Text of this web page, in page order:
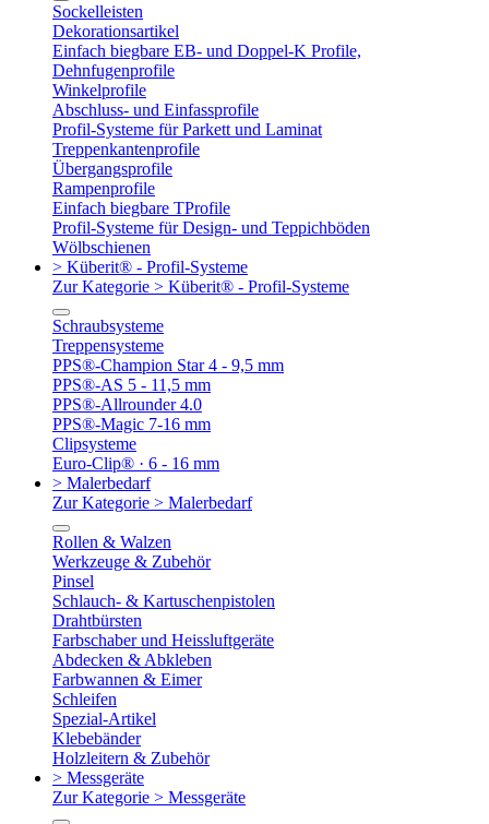
Sockelleisten
Dekorationsartikel
Einfach biegbare EB- und Doppel-K Profile,
Dehnfugenprofile
Winkelprofile
Abschluss- und Einfassprofile
Profil-Systeme für Parkett und Laminat
Treppenkantenprofile
Übergangsprofile
Rampenprofile
Einfach biegbare TProfile
Profil-Systeme für Design- und Teppichböden
Wölbschienen
> Küberit® - Profil-Systeme
Zur Kategorie > Küberit® - Profil-Systeme
Schraubsysteme
Treppensysteme
PPS®-Champion Star 4 - 9,5 mm
PPS®-AS 5 - 11,5 mm
PPS®-Allrounder 4.0
PPS®-Magic 7-16 mm
Clipsysteme
Euro-Clip® · 6 - 16 mm
> Malerbedarf
Zur Kategorie > Malerbedarf
Rollen & Walzen
Werkzeuge & Zubehör
Pinsel
Schlauch- & Kartuschenpistolen
Drahtbürsten
Farbschaber und Heissluftgeräte
Abdecken & Abkleben
Farbwannen & Eimer
Schleifen
Spezial-Artikel
Klebebänder
Holzleitern & Zubehör
> Messgeräte
Zur Kategorie > Messgeräte